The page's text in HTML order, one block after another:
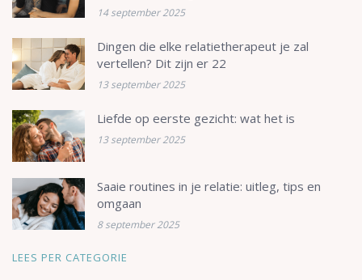
14 september 2025
Dingen die elke relatietherapeut je zal
vertellen? Dit zijn er 22
13 september 2025
Liefde op eerste gezicht: wat het is
13 september 2025
Saaie routines in je relatie: uitleg, tips en
omgaan
8 september 2025
LEES PER CATEGORIE